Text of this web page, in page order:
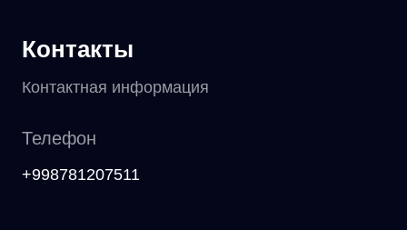
Контакты
Контактная информация
Телефон
+998781207511